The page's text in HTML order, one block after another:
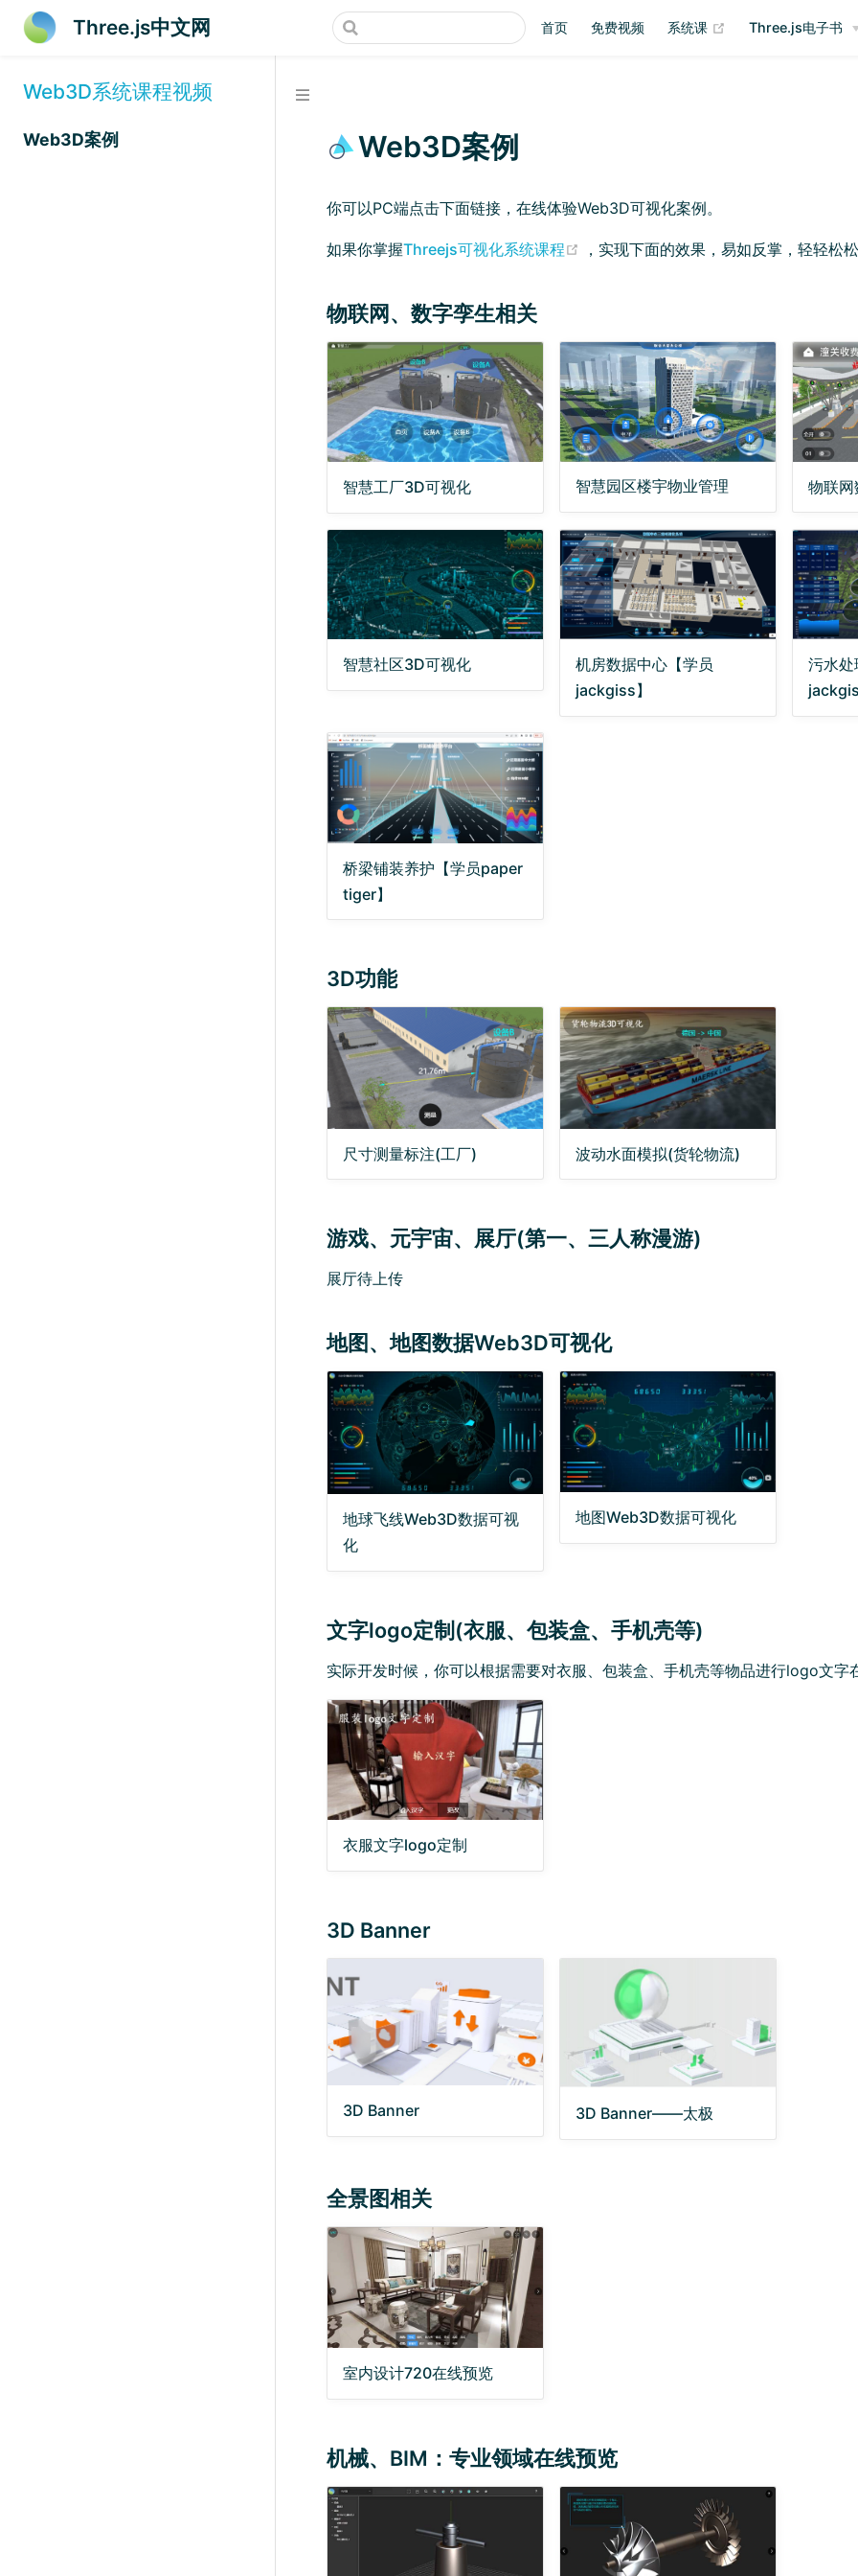
Three.js中文网 首页 免费视频 系统课 (opens new
Three.js电子书
Web3D系统课程视频
Web3D案例 Web3D案例
你可以PC端点击下面链接，在线体验Web3D可视化案例。
如果你掌握Threejs可视化系统课程 (opens new window)
，实现下面的效果，易如反掌，轻轻松松
物联网、数字孪生相关
智慧工厂3D可视化 智慧园区楼宇物业管理 物联
智慧社区3D可视化
机房数据中心【学员
jackgiss】
污水处
桥梁铺装养护【学员paper
tiger】
3D功能
尺寸测量标注(工厂) 波动水面模拟(货轮物流)
游戏、元宇宙、展厅(第一、三人称漫游)
展厅待上传
地图、地图数据Web3D可视化
地球飞线Web3D数据可视
化
地图Web3D数据可视化
文字logo定制(衣服、包装盒、手机壳等)
实际开发时候，你可以根据需要对衣服、包装盒、手机壳等物品进行logo文字
衣服文字logo定制
3D Banner
3D Banner 3D Banner——太极
全景图相关
室内设计720在线预览
机械、BIM：专业领域在线预览